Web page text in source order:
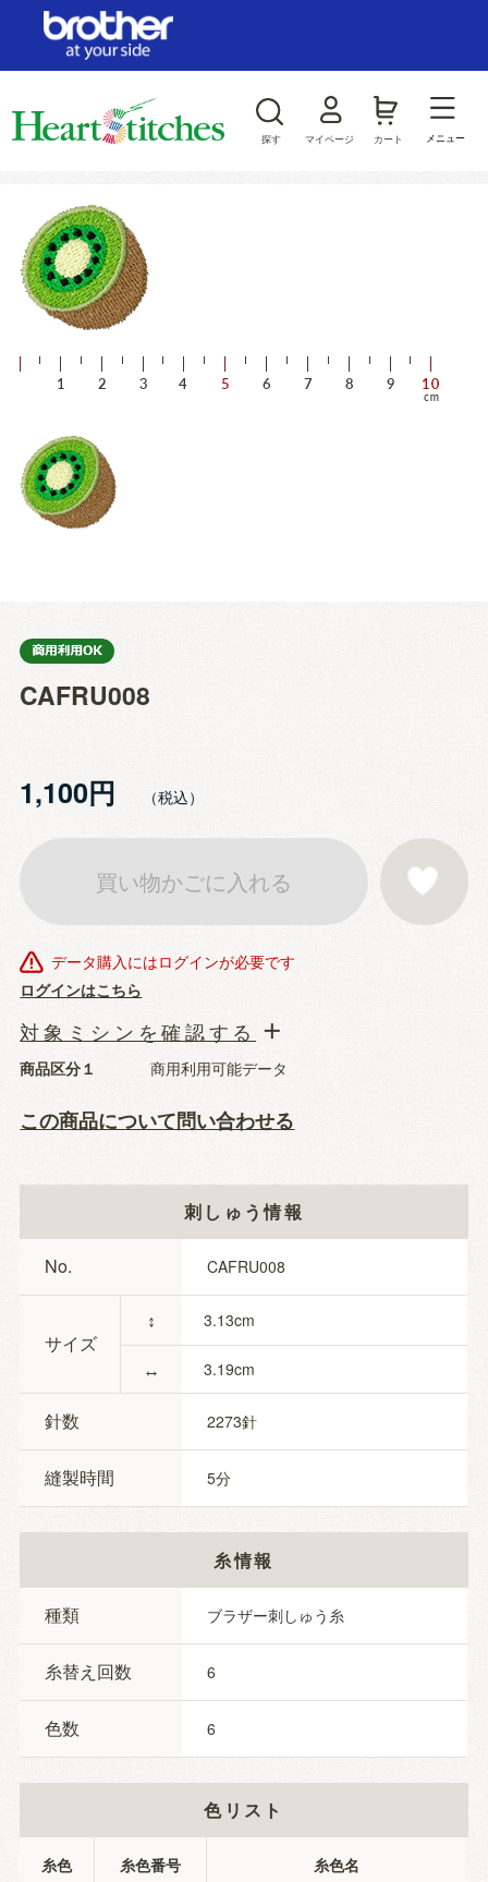
探す マイページ カート メニュー
CAFRU008
1,100円
データ購入にはログインが必要です
買い物かごに入れる
ログインはこちら
お気に入りに登
商品区分１ 商用利用可能データ
この商品について問い合わせる
対象ミシンを確認する
刺しゅう情報
No. CAFRU008
サイズ
↕
↔
3.13
3.19
針数 2273
縫製時間 5
糸情報
種類 ブラザー刺しゅう糸
糸替え回数 6
色数 6
色リスト
糸色 糸色番号 糸色名
ログイン/新規会員登録
ジャンルから探す